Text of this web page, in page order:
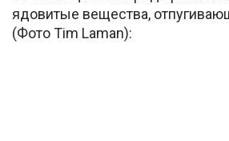
ядовитые вещества,
(Фото Tim Laman):